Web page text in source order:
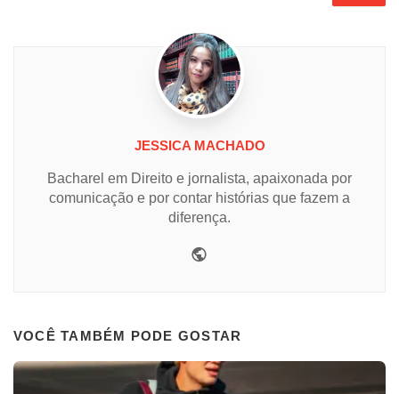
JESSICA MACHADO
Bacharel em Direito e jornalista, apaixonada por
comunicação e por contar histórias que fazem a
diferença.
VOCÊ TAMBÉM PODE GOSTAR